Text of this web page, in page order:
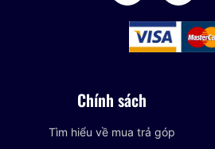
Chính sách
Tìm hiểu về mua trả góp